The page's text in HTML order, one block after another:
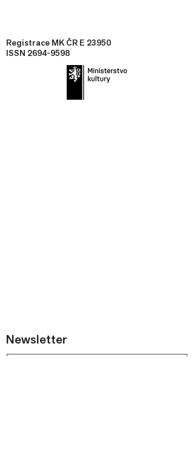
Registrace MK ČR E 23950​
ISSN 2694-9598
Newsletter